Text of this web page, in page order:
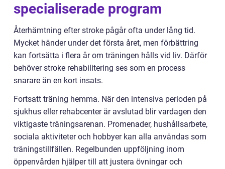
specialiserade program
Återhämtning efter stroke pågår ofta under lång tid.
Mycket händer under det första året, men förbättring
kan fortsätta i flera år om träningen hålls vid liv. Därför
behöver stroke rehabilitering ses som en process
snarare än en kort insats.
Fortsatt träning hemma. När den intensiva perioden på
sjukhus eller rehabcenter är avslutad blir vardagen den
viktigaste träningsarenan. Promenader, hushållsarbete,
sociala aktiviteter och hobbyer kan alla användas som
träningstillfällen. Regelbunden uppföljning inom
öppenvården hjälper till att justera övningar och